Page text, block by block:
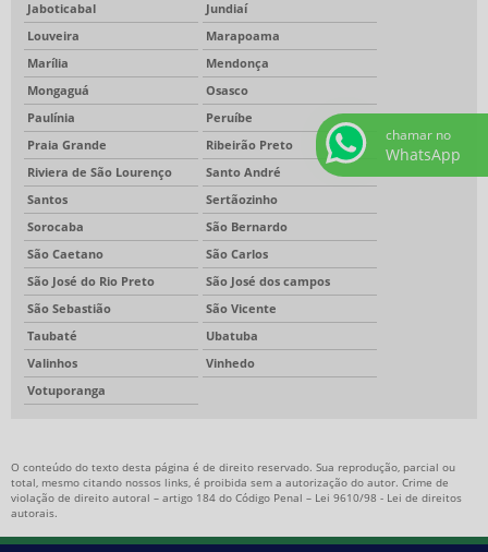
Jaboticabal
Jundiaí
Louveira
Marapoama
Marília
Mendonça
Mongaguá
Osasco
Paulínia
Peruíbe
Praia Grande
Ribeirão Preto
Riviera de São Lourenço
Santo André
Santos
Sertãozinho
Sorocaba
São Bernardo
São Caetano
São Carlos
São José do Rio Preto
São José dos campos
São Sebastião
São Vicente
Taubaté
Ubatuba
Valinhos
Vinhedo
Votuporanga
O conteúdo do texto desta página é de direito reservado. Sua reprodução, parcial ou
total, mesmo citando nossos links, é proibida sem a autorização do autor. Crime de
violação de direito autoral – artigo 184 do Código Penal – Lei 9610/98 - Lei de direitos
autorais.
chamar no
WhatsApp